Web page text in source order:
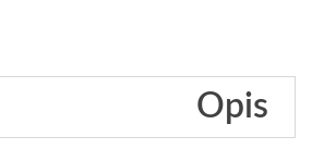
Opis